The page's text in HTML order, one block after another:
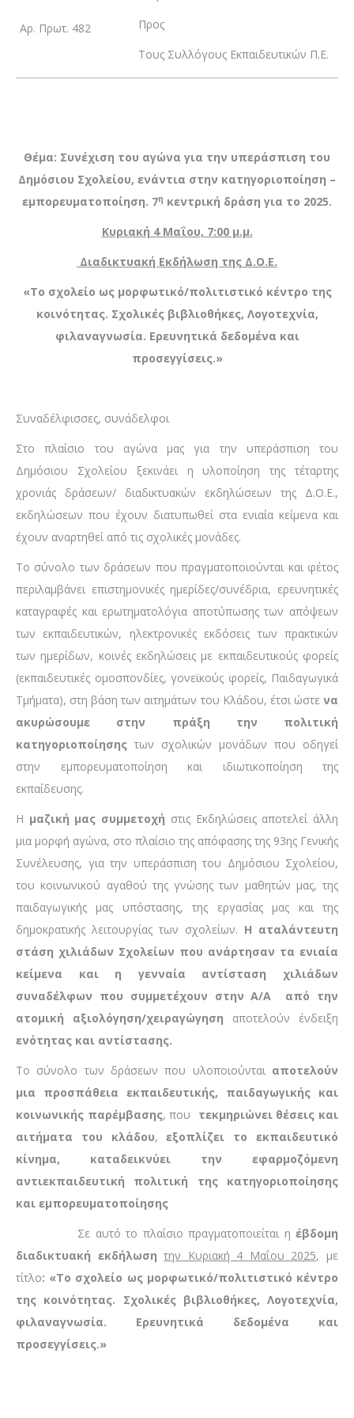
Αρ. Πρωτ. 482
Προς
Τους Συλλόγους Εκπαιδευτικών Π.Ε.
Θέμα: Συνέχιση του αγώνα για την υπεράσπιση του
Δημόσιου Σχολείου, ενάντια στην κατηγοριοποίηση –
εμπορευματοποίηση. 7η κεντρική δράση για το 2025.
Κυριακή 4 Μαΐου, 7:00 μ.μ.
Διαδικτυακή Εκδήλωση της Δ.Ο.Ε.
«Το σχολείο ως μορφωτικό/πολιτιστικό κέντρο της
κοινότητας. Σχολικές βιβλιοθήκες, Λογοτεχνία,
φιλαναγνωσία. Ερευνητικά δεδομένα και
προσεγγίσεις.»
Συναδέλφισσες, συνάδελφοι
Στο πλαίσιο του αγώνα μας για την υπεράσπιση του
Δημόσιου Σχολείου ξεκινάει η υλοποίηση της τέταρτης
χρονιάς δράσεων/ διαδικτυακών εκδηλώσεων της Δ.Ο.Ε.,
εκδηλώσεων που έχουν διατυπωθεί στα ενιαία κείμενα και
έχουν αναρτηθεί από τις σχολικές μονάδες.
Το σύνολο των δράσεων που πραγματοποιούνται και φέτος
περιλαμβάνει επιστημονικές ημερίδες/συνέδρια, ερευνητικές
καταγραφές και ερωτηματολόγια αποτύπωσης των απόψεων
των εκπαιδευτικών, ηλεκτρονικές εκδόσεις των πρακτικών
των ημερίδων, κοινές εκδηλώσεις με εκπαιδευτικούς φορείς
(εκπαιδευτικές ομοσπονδίες, γονεϊκούς φορείς, Παιδαγωγικά
Τμήματα), στη βάση των αιτημάτων του Κλάδου, έτσι ώστε να
ακυρώσουμε στην πράξη την πολιτική
κατηγοριοποίησης των σχολικών μονάδων που οδηγεί
στην εμπορευματοποίηση και ιδιωτικοποίηση της
εκπαίδευσης.
Η μαζική μας συμμετοχή στις Εκδηλώσεις αποτελεί άλλη
μια μορφή αγώνα, στο πλαίσιο της απόφασης της 93ης Γενικής
Συνέλευσης, για την υπεράσπιση του Δημόσιου Σχολείου,
του κοινωνικού αγαθού της γνώσης των μαθητών μας, της
παιδαγωγικής μας υπόστασης, της εργασίας μας και της
δημοκρατικής λειτουργίας των σχολείων. Η αταλάντευτη
στάση χιλιάδων Σχολείων που ανάρτησαν τα ενιαία
κείμενα και η γενναία αντίσταση χιλιάδων
συναδέλφων που συμμετέχουν στην Α/Α από την
ατομική αξιολόγηση/χειραγώγηση αποτελούν ένδειξη
ενότητας και αντίστασης.
Το σύνολο των δράσεων που υλοποιούνται αποτελούν
μια προσπάθεια εκπαιδευτικής, παιδαγωγικής και
κοινωνικής παρέμβασης, που τεκμηριώνει θέσεις και
αιτήματα του κλάδου,εξοπλίζει το εκπαιδευτικό
κίνημα, καταδεικνύει την εφαρμοζόμενη
αντιεκπαιδευτική πολιτική της κατηγοριοποίησης
και εμπορευματοποίησης
Σε αυτό το πλαίσιο πραγματοποιείται η έβδομη
διαδικτυακή εκδήλωση την Κυριακή 4 Μαΐου 2025, με
τίτλο: «Το σχολείο ως μορφωτικό/πολιτιστικό κέντρο
της κοινότητας. Σχολικές βιβλιοθήκες, Λογοτεχνία,
φιλαναγνωσία. Ερευνητικά δεδομένα και
προσεγγίσεις.»